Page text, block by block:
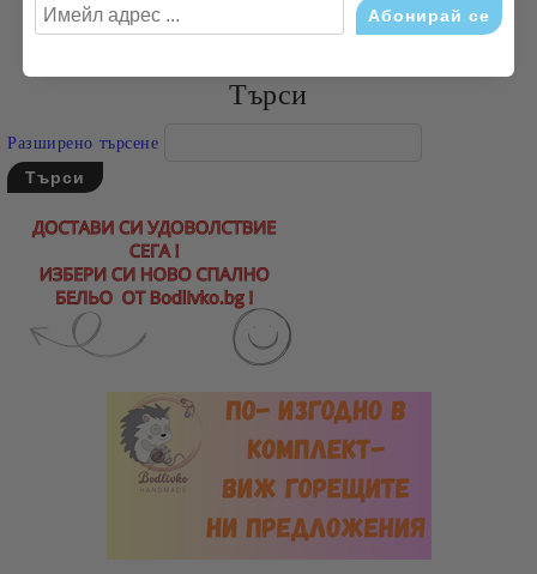
Търси
Разширено търсене